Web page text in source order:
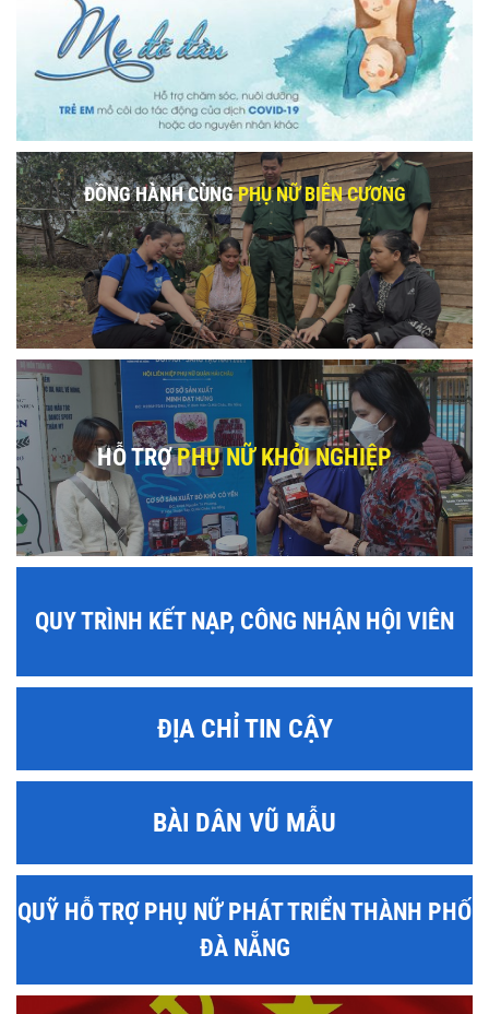
ĐỒNG HÀNH CÙNGPHỤ NỮ BIÊN CƯƠNG
HỖ TRỢPHỤ NỮ KHỞI NGHIỆP
QUY TRÌNH KẾT NẠP, CÔNG NHẬN HỘI VIÊN
ĐỊA CHỈ TIN CẬY
BÀI DÂN VŨ MẪU
QUỸ HỖ TRỢ PHỤ NỮ PHÁT TRIỂN THÀNH PHỐ
ĐÀ NẴNG